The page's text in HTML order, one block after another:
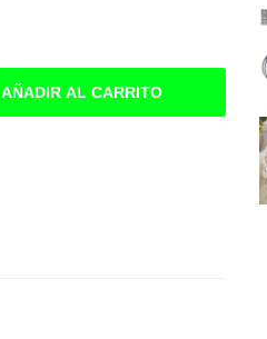
AÑADIR AL CARRITO